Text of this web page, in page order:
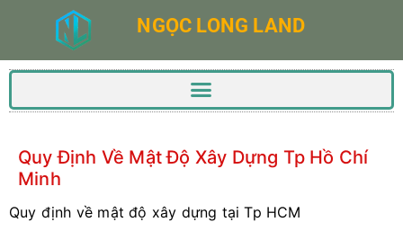
NGỌC LONG LAND
Quy Định Về Mật Độ Xây Dựng Tp Hồ Chí
Minh
Quy định về mật độ xây dựng tại Tp HCM